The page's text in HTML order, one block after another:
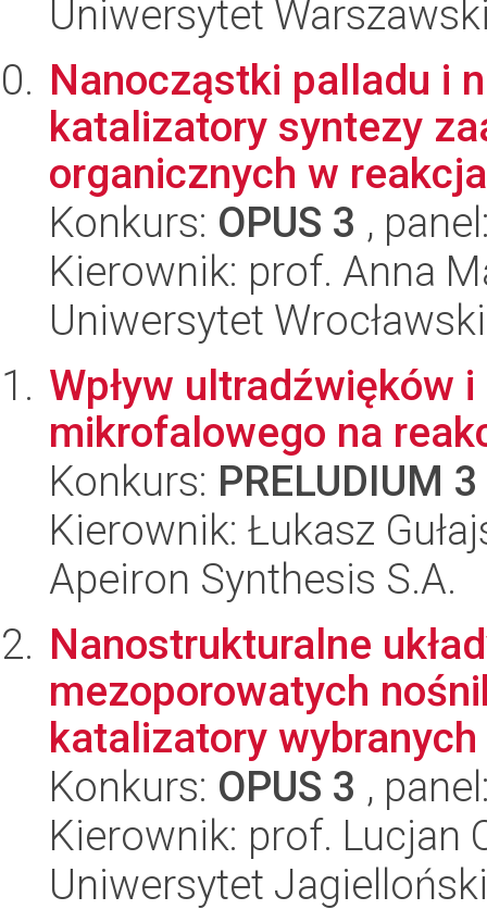
Uniwersytet
Nanocząstki palladu i
katalizatory syntezy
organicznych w
Konkurs: OPUS 3 ,
Kierownik: prof. Anna
Uniwersytet
Wpływ ultradźwięków
mikrofalowego na
Konkurs: PRELUDIUM 3
Kierownik: Łukasz
Apeiron Synthesis S.A.
Nanostrukturalne
mezoporowatych
katalizatory
Konkurs: OPUS 3 ,
Kierownik: prof. Lucjan
Uniwersytet